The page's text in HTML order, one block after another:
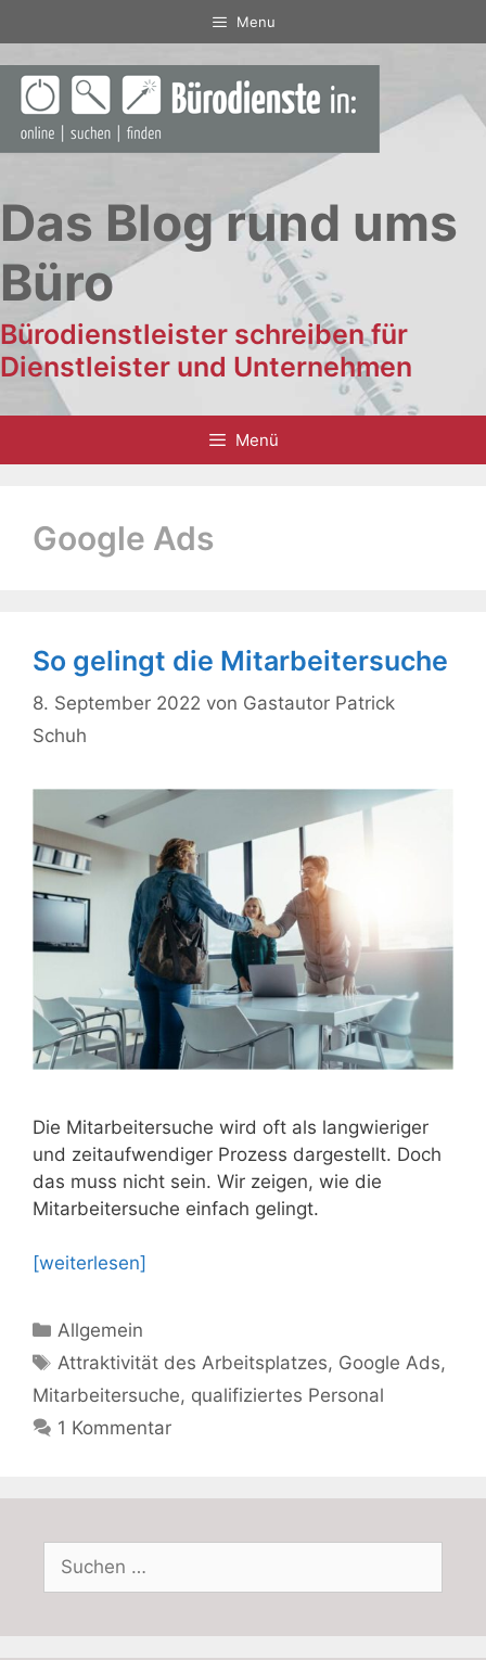
Inhalt
springen
Menu
Das Blog rund ums
Büro
Bürodienstleister schreiben für
Dienstleister und Unternehmen
Menü
Google Ads
So gelingt die Mitarbeitersuche
8. September 2022 von Gastautor Patrick
Schuh
Die Mitarbeitersuche wird oft als langwieriger
und zeitaufwendiger Prozess dargestellt. Doch
das muss nicht sein. Wir zeigen, wie die
Mitarbeitersuche einfach gelingt.
[weiterlesen]
Kategorien
Allgemein
Schlagwörter
Attraktivität des Arbeitsplatzes, Google Ads,
Mitarbeitersuche, qualifiziertes Personal
1 Kommentar
Suchen
nach: